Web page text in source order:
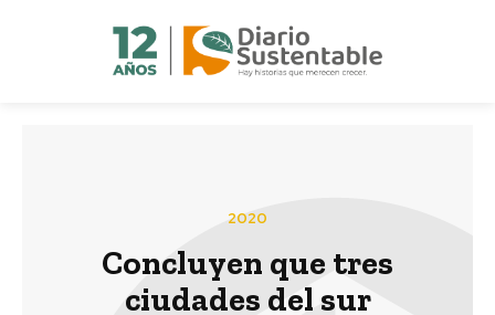
2020
Concluyen que tres
ciudades del sur